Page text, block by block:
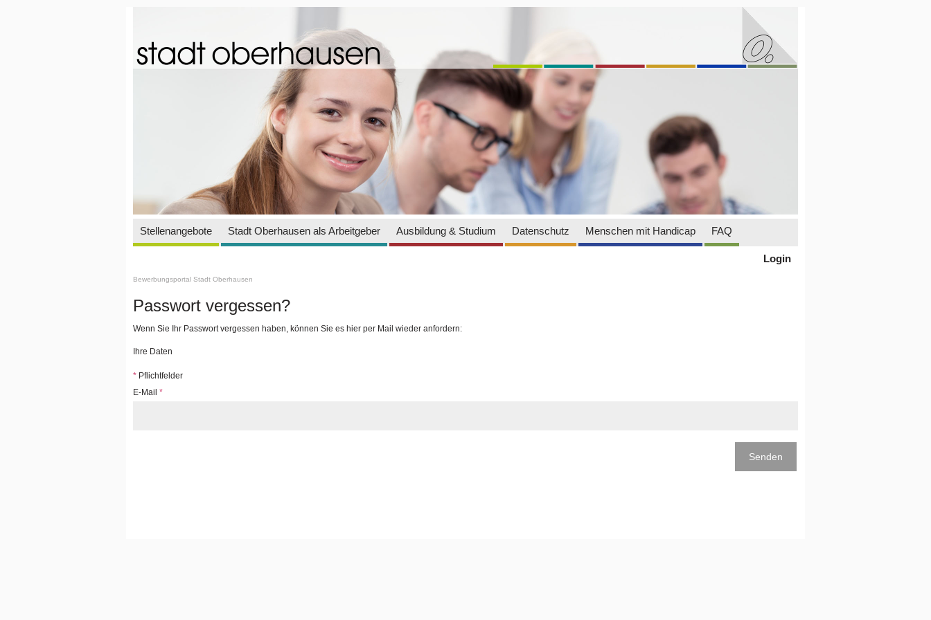
Stellenangebote Stadt Oberhausen als Arbeitgeber Ausbildung & Studium Datenschutz Menschen mit Handicap FAQ
Login
Bewerbungsportal Stadt Oberhausen
Passwort vergessen?
Wenn Sie Ihr Passwort vergessen haben, können Sie es hier per Mail wieder anfordern:
Ihre Daten
* Pflichtfelder
E-Mail *
Senden